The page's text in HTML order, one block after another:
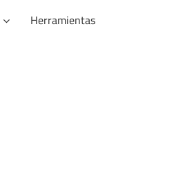
Herramientas